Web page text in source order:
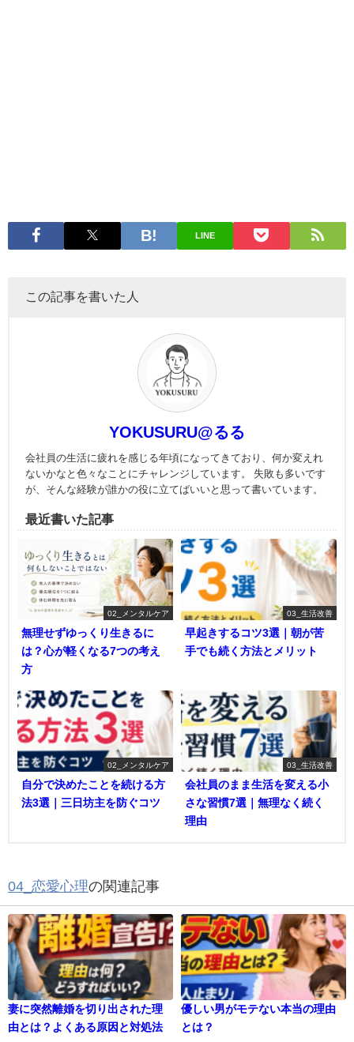
LINE
この記事を書いた人
YOKUSURU@るる
会社員の生活に疲れを感じる年頃になってきており、何か変えれ
ないかなと色々なことにチャレンジしています。 失敗も多いです
が、そんな経験が誰かの役に立てばいいと思って書いています。
最近書いた記事
02_メンタルケア
無理せずゆっくり生きるに
は？心が軽くなる7つの考え
方
03_生活改善
早起きするコツ3選｜朝が苦
手でも続く方法とメリット
02_メンタルケア
自分で決めたことを続ける方
法3選｜三日坊主を防ぐコツ
03_生活改善
会社員のまま生活を変える小
さな習慣7選｜無理なく続く
理由
04_恋愛心理の関連記事
妻に突然離婚を切り出された理
由とは？よくある原因と対処法
優しい男がモテない本当の理由
とは？